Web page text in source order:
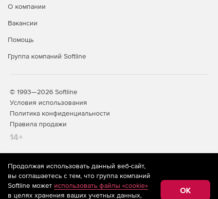
Adobe Reader.
Adobe Shockwave.
Google Chrome.
Opera.
Oracle/Sun Java Runtime Environment.
О компании
Вакансии
Помощь
Группа компаний Softline
© 1993—2026 Softline
Условия использования
Политика конфиденциальности
Правила продажи
14+
На информационном ресурсе store.softline.ru применяются
рекомендательные технологии(информационные технологии
предоставления информации на основе сбора,
систематизации и анализа сведений, относящихся к
Продолжая использовать данный веб-сайт,
вы соглашаетесь с тем, что группа компаний
Softline может использовать файлы «cookie»
в целях хранения ваших учетных данных,
OK